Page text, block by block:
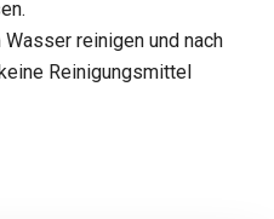
reinigen und nach
Reinigungsmittel